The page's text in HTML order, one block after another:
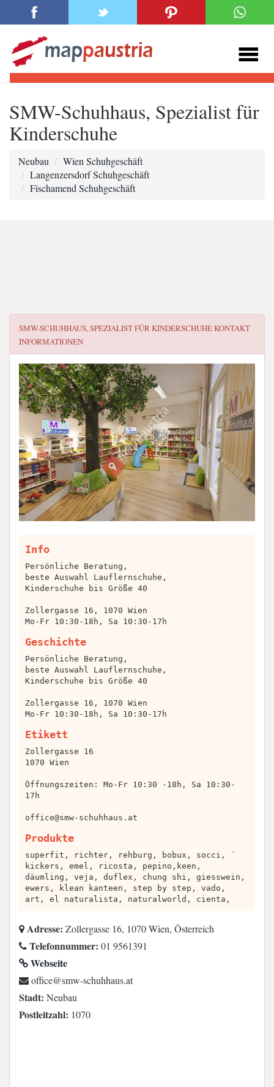
SMW-Schuhhaus, Spezialist für
Kinderschuhe
Neubau
Wien Schuhgeschäft
Langenzersdorf Schuhgeschäft
Fischamend Schuhgeschäft
SMW-SCHUHHAUS, SPEZIALIST FÜR KINDERSCHUHEKONTAKT
INFORMATIONEN
Info
Persönliche Beratung,
beste Auswahl Lauflernschuhe,
Kinderschuhe bis Größe 40
Zollergasse 16, 1070 Wien
Mo-Fr 10:30-18h, Sa 10:30-17h
Geschichte
Persönliche Beratung,
beste Auswahl Lauflernschuhe,
Kinderschuhe bis Größe 40
Zollergasse 16, 1070 Wien
Mo-Fr 10:30-18h, Sa 10:30-17h
Etikett
Zollergasse 16
1070 Wien
Öffnungszeiten: Mo-Fr 10:30 -18h, Sa 10:30-
17h
office@smw-schuhhaus.at
Produkte
superfit, richter, rehburg, bobux, socci, ´
kickers, emel, ricosta, pepino,keen,
däumling, veja, duflex, chung shi, giesswein,
ewers, klean kanteen, step by step, vado,
art, el naturalista, naturalworld, cienta,
Adresse: Zollergasse 16, 1070 Wien, Österreich
Telefonnummer: 01 9561391
Webseite
ta.suahhuhcs-wms@eciffo
Stadt: Neubau
Postleitzahl: 1070